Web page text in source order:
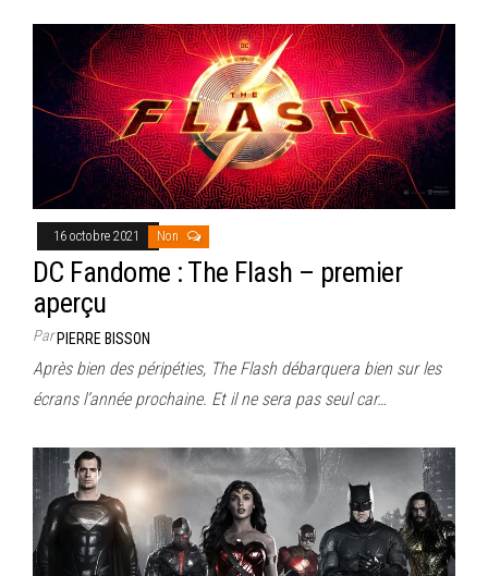
16 octobre 2021 Non
DC Fandome : The Flash – premier
aperçu
ParPIERRE BISSON
Après bien des péripéties, The Flash débarquera bien sur les
écrans l’année prochaine. Et il ne sera pas seul car…